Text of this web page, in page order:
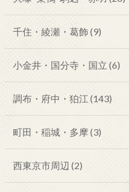
千住・綾瀬・葛飾(9)
小金井・国分寺・国立 (6)
調布・府中・狛江 (143)
町田・稲城・多摩(3)
西東京市周辺 (2)